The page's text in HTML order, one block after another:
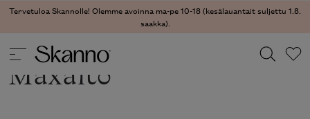
Tervetuloa Skannolle! Olemme avoinna ma-pe 10-18 (kesälauantait suljettu 1.8.
saakka).
Maxalto